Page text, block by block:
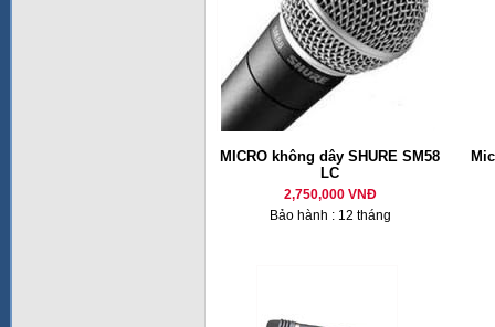
MICRO không dây SHURE SM58
LC
2,750,000 VNĐ
Bảo hành : 12 tháng